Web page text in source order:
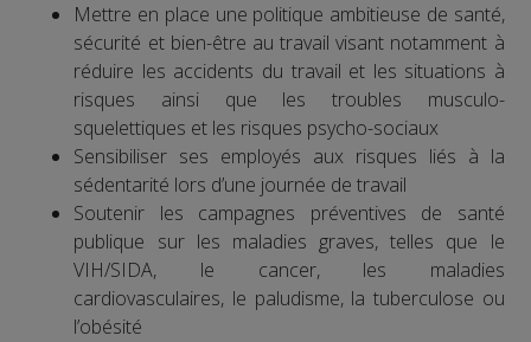
Mettre en place une politique ambitieuse de santé,
sécurité et bien-être au travail visant notamment à
réduire les accidents du travail et les situations à
risques ainsi que les troubles musculo-
squelettiques et les risques psycho-sociaux
Sensibiliser ses employés aux risques liés à la
sédentarité lors d’une journée de travail
Soutenir les campagnes préventives de santé
publique sur les maladies graves, telles que le
VIH/SIDA, le cancer, les maladies
cardiovasculaires, le paludisme, la tuberculose ou
l’obésité